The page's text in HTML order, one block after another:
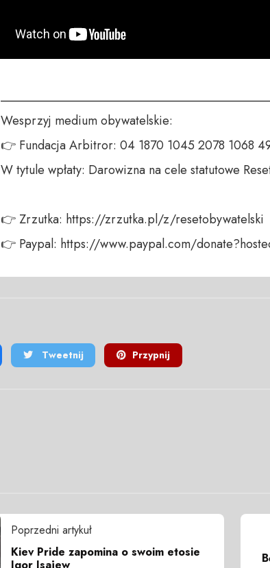
Wesprzyj medium obywatelskie:
👉 Fundacja Arbitror: 04 1870 1045 2078 1068
W tytule wpłaty: Darowizna na cele statutowe
👉 Zrzutka: https://zrzutka.pl/z/resetobywatelski
👉 Paypal: https://www.paypal.com/
Tweetnij Przypnij
Poprzedni artykuł
Kiev Pride zapomina o swoim etosie
Igor Isajew